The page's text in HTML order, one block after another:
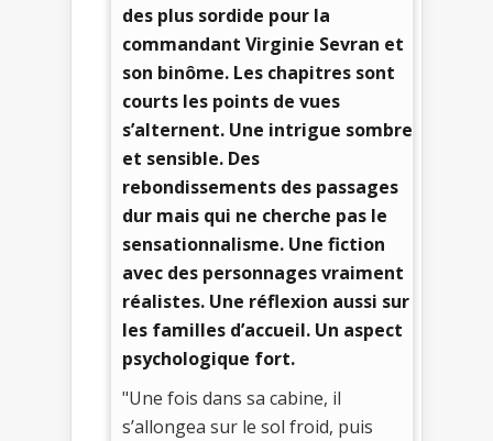
des plus sordide pour la
commandant Virginie Sevran et
son binôme. Les chapitres sont
courts les points de vues
s’alternent. Une intrigue sombre
et sensible. Des
rebondissements des passages
dur mais qui ne cherche pas le
sensationnalisme. Une fiction
avec des personnages vraiment
réalistes. Une réflexion aussi sur
les familles d’accueil. Un aspect
psychologique fort.
"Une fois dans sa cabine, il
s’allongea sur le sol froid, puis